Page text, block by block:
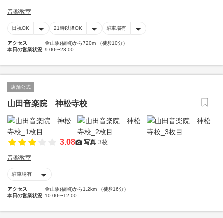
音楽教室
日祝OK 21時以降OK 駐車場有
アクセス
金山駅(福岡)から720m （徒歩10分）
本日の営業状況 9:00〜23:00
店舗公式
山田音楽院 神松寺校
3.08 写真 3枚
音楽教室
駐車場有
アクセス
金山駅(福岡)から1.2km （徒歩16分）
本日の営業状況 10:00〜12:00